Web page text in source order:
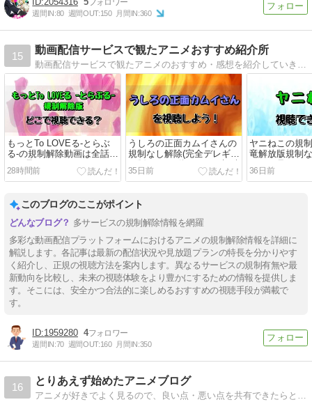
週間IN:80 週間OUT:150 月間IN:360
15
動画配信サービスで観たアニメおすすめ紹介所
もっとTo LOVEる-とらぶ
る-の規制解除動画は全話ど
こで見れる？ヤバい！
28時間前
うしろの正面カムイさんの
規制なし解除(完全デレギュ
ラ版)アニメ動画をフル視聴
できる？すごい！
35日前
ヤニねこの規
竜解放版規制
どこで見れる
36日前
このブログのここがポイント
多サービスの規制解除情報を網羅
多彩な動画配信プラットフォームにおけるアニメの規制解除情報を詳細に
解説します。各記事は最新の配信状況や見放題プランの特長を分かりやす
く紹介し、正規の視聴方法を案内します。異なるサービスの規制有無や最
新動向を比較し、未来の視聴体験をより豊かにするための情報を提供しま
す。そこには、安全かつ合法的に楽しめるおすすめの視聴手段が満載で
す。
1959280 4
週間IN:70 週間OUT:160 月間IN:350
16
とりあえず始めたアニメブログ
アニメが好きでよく見るので、良い点・悪い点を共有できたらと思います。主におすすめな面白い・感動できる、気になるアニメの感想やその情報について紹介するブログです。